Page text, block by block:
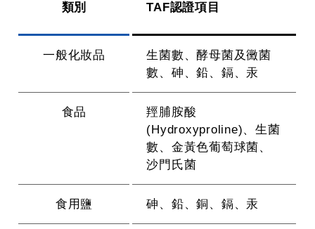
類別 TAF認證項目
一般化妝品
生菌數、酵母菌及黴菌
數、砷、鉛、鎘、汞
食品
羥脯胺酸
(Hydroxyproline)、生菌
數、金黃色葡萄球菌、
沙門氏菌
食用鹽 砷、鉛、銅、鎘、汞